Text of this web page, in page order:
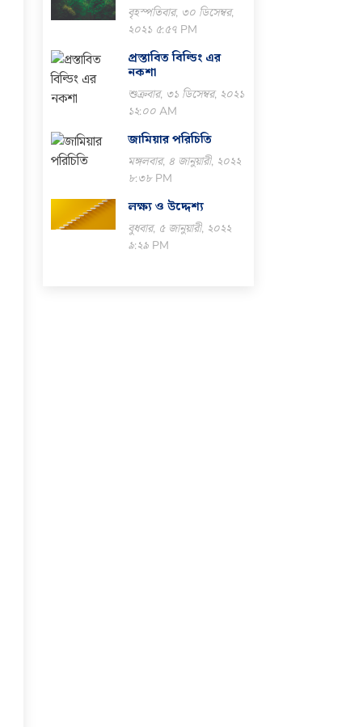
বৃহস্পতিবার, ৩০ ডিসেম্বর,
২০২১ ৫:৫৭ PM
প্রস্তাবিত বিল্ডিং এর
নকশা
শুক্রবার, ৩১ ডিসেম্বর, ২০২১
১২:০০ AM
জামিয়ার পরিচিতি
মঙ্গলবার, ৪ জানুয়ারী, ২০২২
৮:৩৮ PM
লক্ষ্য ও উদ্দেশ্য
বুধবার, ৫ জানুয়ারী, ২০২২
৯:২৯ PM